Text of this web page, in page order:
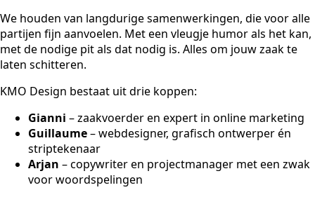
We houden van langdurige samenwerkingen, die voor alle
partijen fijn aanvoelen. Met een vleugje humor als het kan,
met de nodige pit als dat nodig is. Alles om jouw zaak te
laten schitteren.
KMO Design bestaat uit drie koppen:
Gianni – zaakvoerder en expert in online marketing
Guillaume– webdesigner, grafisch ontwerper én
striptekenaar
Arjan – copywriter en projectmanager met een zwak
voor woordspelingen